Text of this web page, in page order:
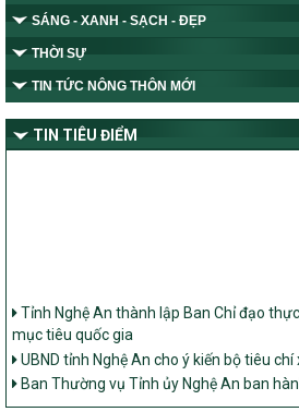
SÁNG - XANH - SẠCH - ĐẸP
THỜI SỰ
TIN TỨC NÔNG THÔN MỚI
TIN TIÊU ĐIỂM
Tỉnh Nghệ An thành lập Ban Chỉ đạo
mục tiêu quốc gia
UBND tỉnh Nghệ An cho ý kiến bộ tiêu
Ban Thường vụ Tỉnh ủy Nghệ An ban
thực hiện Chương trình mục tiêu quốc gia